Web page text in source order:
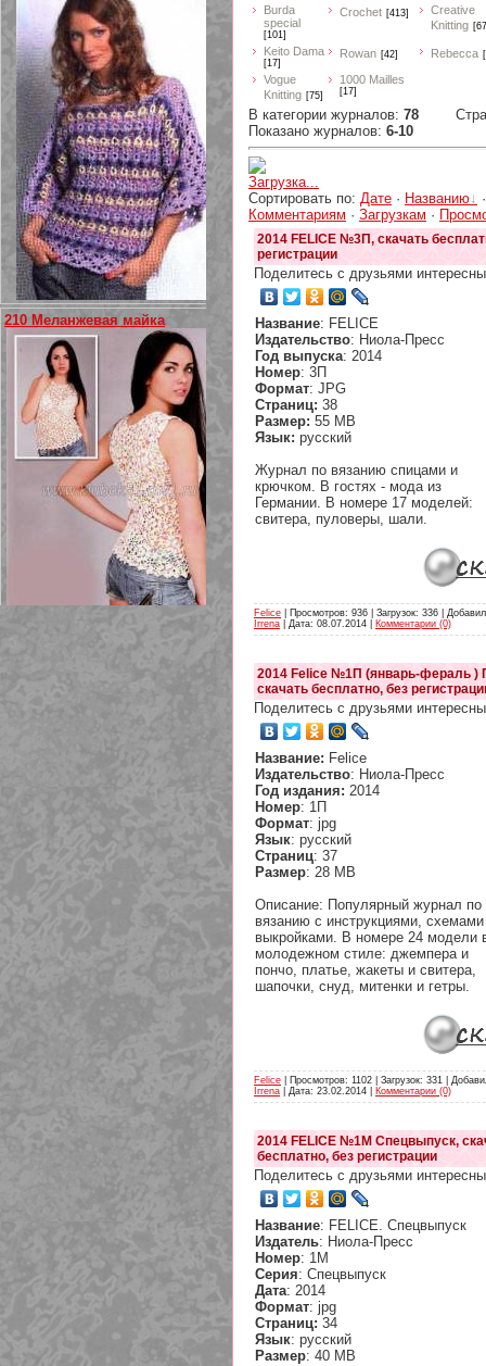
210 Меланжевая майка
209 Белая кофта из ленточного
кружева
Burda
special
[101]
Crochet [413]
Creative
Knitting
Keito Dama
[17]
Rowan [42] Rebecca
Vogue
Knitting [75]
1000 Mailles
[17]
В категории журналов: 78
Показано журналов: 6-10
Загрузка...
Сортировать по: Дате · Названию
Комментариям · Загрузкам ·
2014 FELICE №3П, скачать
регистрации
Поделитесь с друзьями
Название: FELICE
Издательство: Ниола-Пресс
Год выпуска: 2014
Номер: 3П
Формат: JPG
Страниц: 38
Размер: 55 MB
Язык: русский
Журнал по вязанию спицами и
крючком. В гостях - мода из
Германии. В номере 17 моделей:
свитера, пуловеры, шали.
Felice | Просмотров: 936 | Загрузок: 336 |
Irrena | Дата: 08.07.2014 Комментарии (0)
2014 Felice №1П (январь-фераль )
скачать бесплатно, без
Поделитесь с друзьями
Название: Felice
Издательство: Ниола-Пресс
Год издания: 2014
Номер: 1П
Формат: jpg
Язык: русский
Страниц: 37
Размер: 28 MB
Описание: Популярный журнал по
вязанию с инструкциями,
выкройками. В номере 24 модели
молодежном стиле: джемпера и
пончо, платье, жакеты и свитера,
шапочки, снуд, митенки и гетры.
Felice | Просмотров: 1102 | Загрузок: 331 |
Irrena | Дата: 23.02.2014 Комментарии (0)
2014 FELICE №1М Спецвыпуск,
бесплатно, без регистрации
Поделитесь с друзьями
Название: FELICE. Спецвыпуск
Издатель: Ниола-Пресс
Номер: 1М
Серия: Спецвыпуск
Дата: 2014
Формат: jpg
Страниц: 34
Язык: русский
Размер: 40 MB